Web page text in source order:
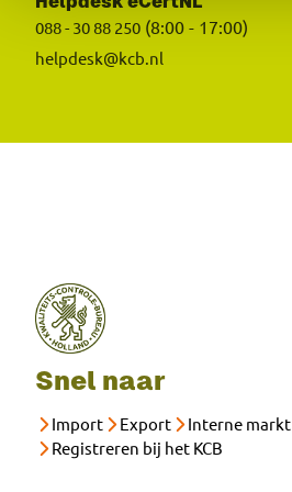
088 - 30 88 250 (8:00 - 17:00)
helpdesk@kcb.nl
Snel naar
Import Export Interne markt
Registreren bij het KCB